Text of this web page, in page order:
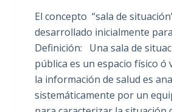
El concepto “sala de
desarrollado inicialmente
Definición: Una sala de
pública es un espacio físico ó
la información de salud es
sistemáticamente por un